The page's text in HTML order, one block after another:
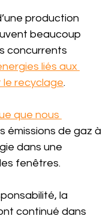
production
beaucoup
concurrents
liés aux
le recyclage.
que nous
émissions de gaz à
dans une
fenêtres.
la
continué dans